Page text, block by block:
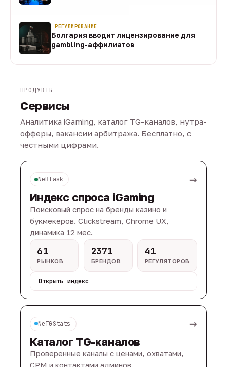
РЕГУЛИРОВАНИЕ
Болгария вводит лицензирование для
gambling-аффилиатов
ПРОДУКТЫ
Сервисы
Аналитика iGaming, каталог TG-каналов, нутра-
офферы, вакансии арбитража. Бесплатно, с
честными цифрами.
NeBlask →
Индекс спроса iGaming
Поисковый спрос на бренды казино и
букмекеров. Clickstream, Chrome UX,
динамика 12 мес.
61
РЫНКОВ
2371
БРЕНДОВ
41
РЕГУЛЯТОРОВ
Открыть индекс
NeTGStats →
Каталог TG-каналов
Проверенные каналы с ценами, охватами,
CPM и контактами админов.